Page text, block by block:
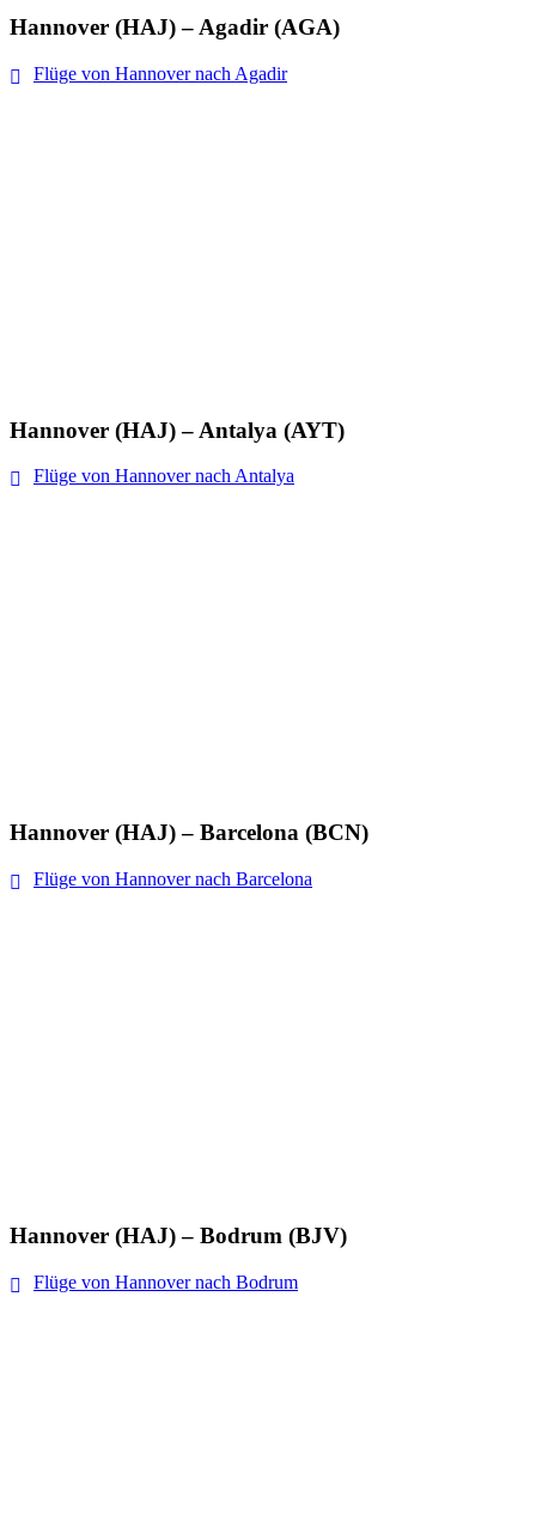
Hannover (HAJ) – Agadir (AGA)
Flüge von Hannover nach Agadir
Hannover (HAJ) – Antalya (AYT)
Flüge von Hannover nach Antalya
Hannover (HAJ) – Barcelona (BCN)
Flüge von Hannover nach Barcelona
Hannover (HAJ) – Bodrum (BJV)
Flüge von Hannover nach Bodrum